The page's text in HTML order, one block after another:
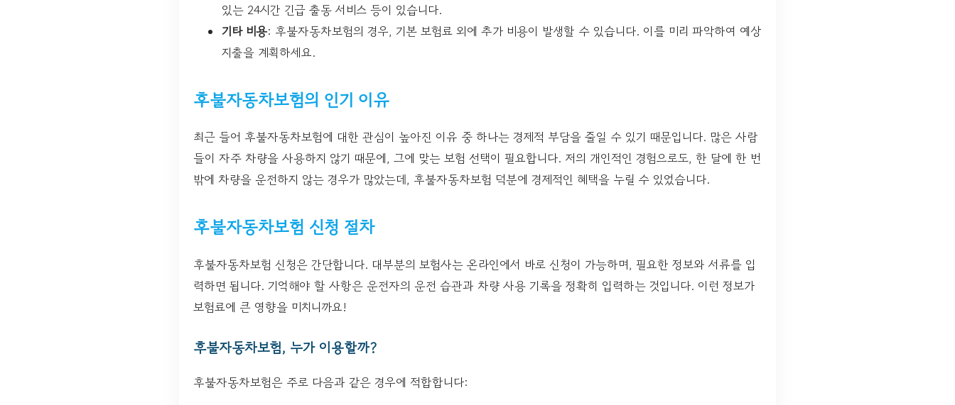
있는 24시간 긴급 출동 서비스 등이 있습니다.
기타 비용: 후불자동차보험의 경우, 기본 보험료 외에 추가 비용이 발생할 수 있습니다. 이를 미리 파악하여 예상
지출을 계획하세요.
후불자동차보험의 인기 이유
최근 들어 후불자동차보험에 대한 관심이 높아진 이유 중 하나는 경제적 부담을 줄일 수 있기 때문입니다. 많은 사람
들이 자주 차량을 사용하지 않기 때문에, 그에 맞는 보험 선택이 필요합니다. 저의 개인적인 경험으로도, 한 달에 한 번
밖에 차량을 운전하지 않는 경우가 많았는데, 후불자동차보험 덕분에 경제적인 혜택을 누릴 수 있었습니다.
후불자동차보험 신청 절차
후불자동차보험 신청은 간단합니다. 대부분의 보험사는 온라인에서 바로 신청이 가능하며, 필요한 정보와 서류를 입
력하면 됩니다. 기억해야 할 사항은 운전자의 운전 습관과 차량 사용 기록을 정확히 입력하는 것입니다. 이런 정보가
보험료에 큰 영향을 미치니까요!
후불자동차보험, 누가 이용할까?
후불자동차보험은 주로 다음과 같은 경우에 적합합니다: